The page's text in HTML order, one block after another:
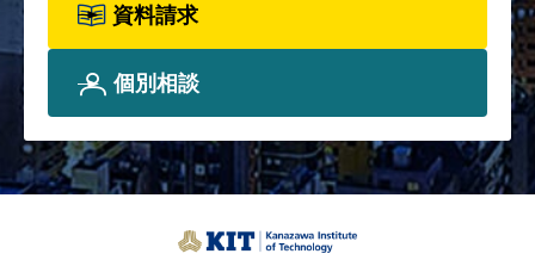
資料請求
個別相談